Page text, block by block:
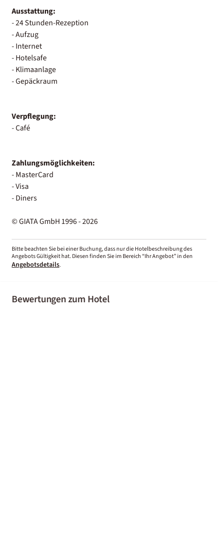
Ausstattung:
- 24 Stunden-Rezeption
- Aufzug
- Internet
- Hotelsafe
- Klimaanlage
- Gepäckraum
Verpflegung:
- Café
Zahlungsmöglichkeiten:
- MasterCard
- Visa
- Diners
© GIATA GmbH 1996 - 2026
Bitte beachten Sie bei einer Buchung, dass nur die Hotelbeschreibung des
Angebots Gültigkeit hat. Diesen finden Sie im Bereich “Ihr Angebot” in den
Angebotsdetails.
Bewertungen zum Hotel